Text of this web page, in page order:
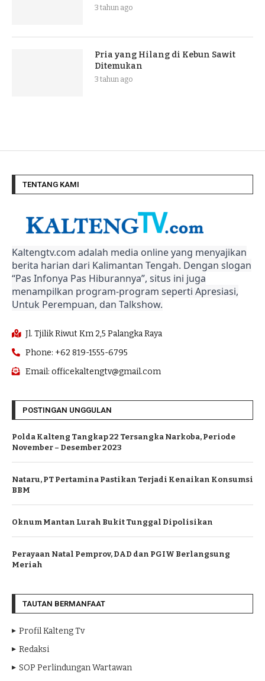
3 tahun ago
Pria yang Hilang di Kebun Sawit
Ditemukan
3 tahun ago
TENTANG KAMI
Kaltengtv.com adalah media online yang menyajikan
berita harian dari Kalimantan Tengah. Dengan slogan
“Pas Infonya Pas Hiburannya”, situs ini juga
menampilkan program-program seperti Apresiasi,
Untuk Perempuan, dan Talkshow.
Jl. Tjilik Riwut Km 2,5 Palangka Raya
Phone: +62 819-1555-6795
Email: officekaltengtv@gmail.com
POSTINGAN UNGGULAN
Polda Kalteng Tangkap 22 Tersangka Narkoba, Periode
November – Desember 2023
Nataru, PT Pertamina Pastikan Terjadi Kenaikan Konsumsi
BBM
Oknum Mantan Lurah Bukit Tunggal Dipolisikan
Perayaan Natal Pemprov, DAD dan PGIW Berlangsung
Meriah
TAUTAN BERMANFAAT
Profil Kalteng Tv
Redaksi
SOP Perlindungan Wartawan